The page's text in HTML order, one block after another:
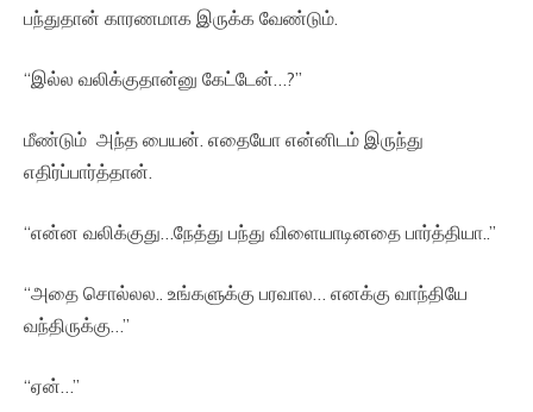
பந்துதான் காரணமாக இருக்க வேண்டும்.
“இல்ல வலிக்குதான்னு கேட்டேன்…?”
மீண்டும் அந்த பையன். எதையோ என்னிடம் இருந்து
எதிர்ப்பார்த்தான்.
“என்ன வலிக்குது…நேத்து பந்து விளையாடினதை பார்த்தியா..”
“அதை சொல்லல.. உங்களுக்கு பரவால… எனக்கு வாந்தியே
வந்திருக்கு…”
“ஏன்…”